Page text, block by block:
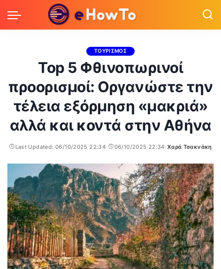
ΤΟΥΡΙΣΜΟΣ
Top 5 Φθινοπωρινοί
προορισμοί: Οργανώστε την
τέλεια εξόρμηση «μακριά»
αλλά και κοντά στην Αθήνα
Last Updated: 06/10/2025 22:34 06/10/2025 22:34
Posted
Χαρά Τσακνάκη